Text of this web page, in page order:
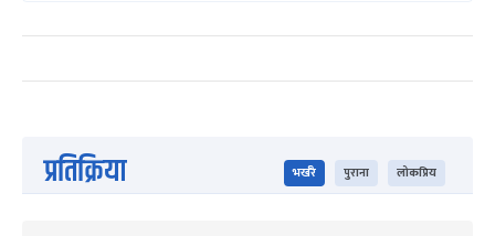
प्रतिक्रिया भर्खरै पुराना लोकप्रिय